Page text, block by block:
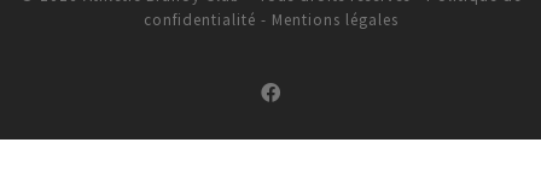
confidentialité - Mentions légales